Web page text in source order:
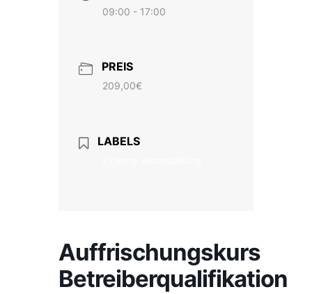
09:00 - 17:00
PREIS
209,00€
LABELS
Auffrischungskurs
Betreiberqualifikation